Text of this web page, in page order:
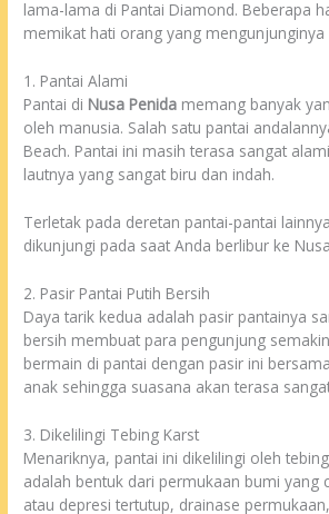
lama-lama di Pantai Diamond. Beberapa
memikat hati orang yang mengunjunginya
1. Pantai Alami
Pantai di Nusa Penida memang banyak
oleh manusia. Salah satu pantai
Beach. Pantai ini masih terasa sangat
lautnya yang sangat biru dan indah.
Terletak pada deretan pantai-pantai
dikunjungi pada saat Anda berlibur ke
2. Pasir Pantai Putih Bersih
Daya tarik kedua adalah pasir pantainya
bersih membuat para pengunjung
bermain di pantai dengan pasir ini
anak sehingga suasana akan terasa
3. Dikelilingi Tebing Karst
Menariknya, pantai ini dikelilingi oleh
adalah bentuk dari permukaan bumi yang
atau depresi tertutup, drainase